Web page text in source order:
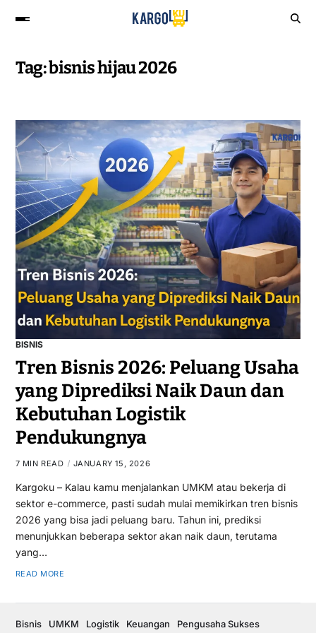
Tag:bisnis hijau 2026
BISNIS
Tren Bisnis 2026: Peluang Usaha
yang Diprediksi Naik Daun dan
Kebutuhan Logistik
Pendukungnya
7 MIN READ JANUARY 15, 2026
Kargoku – Kalau kamu menjalankan UMKM atau bekerja di
sektor e-commerce, pasti sudah mulai memikirkan tren bisnis
2026 yang bisa jadi peluang baru. Tahun ini, prediksi
menunjukkan beberapa sektor akan naik daun, terutama
yang…
READ MORE
Bisnis UMKM Logistik Keuangan Pengusaha Sukses